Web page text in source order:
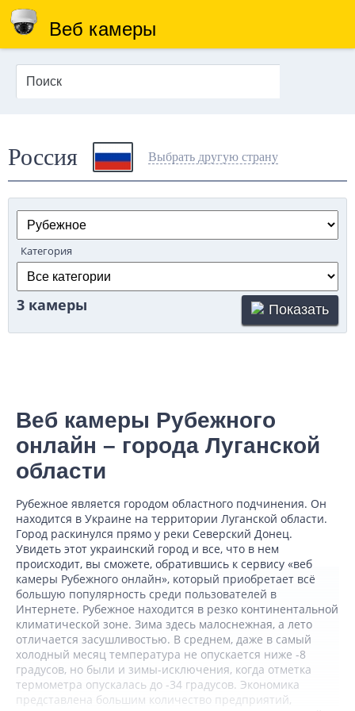
Веб камеры
Россия Выбрать другую страну
Категория
3 камеры Показать
Веб камеры Рубежного
онлайн – города Луганской
области
Рубежное является городом областного подчинения. Он
находится в Украине на территории Луганской области.
Город раскинулся прямо у реки Северский Донец.
Увидеть этот украинский город и все, что в нем
происходит, вы сможете, обратившись к сервису «веб
камеры Рубежного онлайн», который приобретает всё
большую популярность среди пользователей в
Интернете. Рубежное находится в резко континентальной
климатической зоне. Зима здесь малоснежная, а лето
отличается засушливостью. В среднем, даже в самый
холодный месяц температура не опускается ниже -8
градусов, но были и зимы-исключения, когда отметка
термометра опускалась до -34 градусов. Экономика
представлена большим количество предприятий,